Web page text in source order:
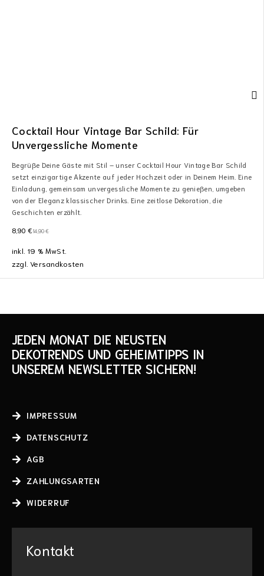
Cocktail Hour Vintage Bar Schild: Für
Unvergessliche Momente
Begrüße Deine Gäste mit Stil – unser Cocktail Hour Vintage Bar Schild
setzt einzigartige Akzente auf jeder Hochzeit oder in Deinem Heim. Eine
Einladung, gemeinsam unvergessliche Momente zu genießen, umgeben
von der Eleganz klassischer Drinks. Eine zeitlose Dekoration, die
Geschichten erzählt.
14,90€
8,90 €
inkl. 19 % MwSt.
zzgl.Versandkosten
JEDEN MONAT DIE NEUSTEN
DEKOTRENDS UND GEHEIMTIPPS IN
UNSEREM NEWSLETTER SICHERN!
IMPRESSUM
DATENSCHUTZ
AGB
ZAHLUNGSARTEN
WIDERRUF
Kontakt